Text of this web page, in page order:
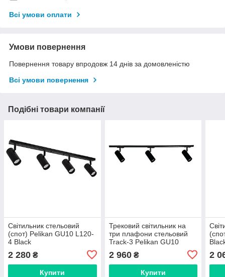
Всі умови оплати
Умови повернення
Повернення товару впродовж 14 днів за домовленістю
Всі умови повернення
Подібні товари компанії
Світильник стельовий
(спот) Pelikan GU10 L120-
4 Black
2 280 ₴
Купити
Трековий світильник на
три плафони стельовий
Track-3 Pelikan GU10
2 960₴
Купити
2